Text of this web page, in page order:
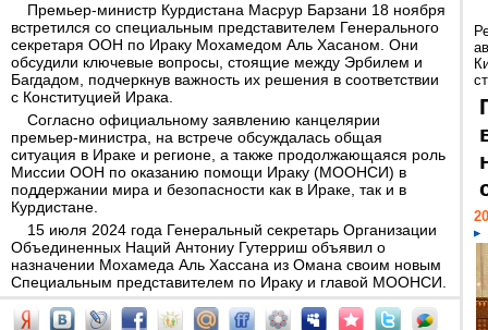
Премьер-министр Курдистана Масрур Барзани 18 ноября
встретился со специальным представителем Генерального
секретаря ООН по Ираку Мохамедом Аль Хасаном. Они
обсудили ключевые вопросы, стоящие между Эрбилем и
Багдадом, подчеркнув важность их решения в соответствии
с Конституцией Ирака.
Согласно официальному заявлению канцелярии
премьер-министра, на встрече обсуждалась общая
ситуация в Ираке и регионе, а также продолжающаяся роль
Миссии ООН по оказанию помощи Ираку (МООНСИ) в
поддержании мира и безопасности как в Ираке, так и в
Курдистане.
15 июля 2024 года Генеральный секретарь Организации
Объединенных Наций Антониу Гутерриш объявил о
назначении Мохамеда Аль Хассана из Омана своим новым
Специальным представителем по Ираку и главой МООНСИ.